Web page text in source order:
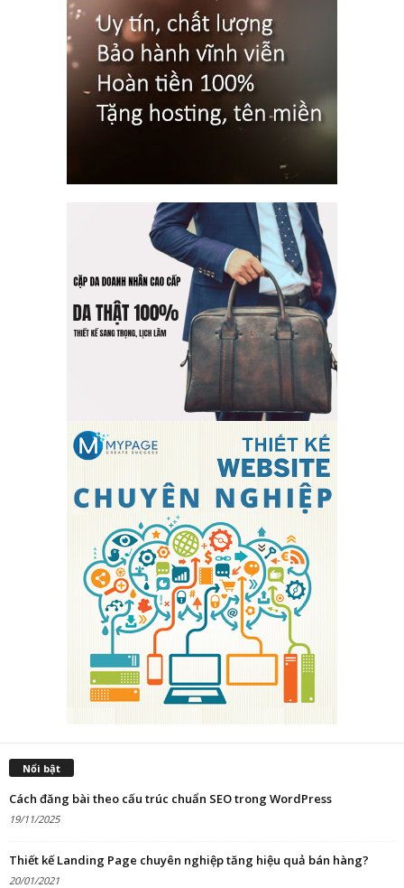
Nổi bật
Cách đăng bài theo cấu trúc chuẩn SEO trong WordPress
19/11/2025
Thiết kế Landing Page chuyên nghiệp tăng hiệu quả bán hàng?
20/01/2021